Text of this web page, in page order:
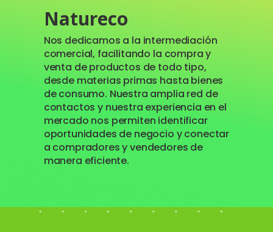
Natureco
Nos dedicamos a la intermediación
comercial, facilitando la compra y
venta de productos de todo tipo,
desde materias primas hasta bienes
de consumo. Nuestra amplia red de
contactos y nuestra experiencia en el
mercado nos permiten identificar
oportunidades de negocio y conectar
a compradores y vendedores de
manera eficiente.